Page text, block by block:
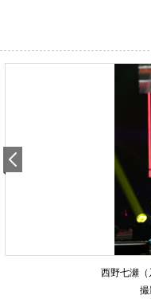
西野七瀬（
撮